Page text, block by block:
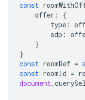
const
offer :
{
type :
sdp :
}
}
const roomRef =
const roomId =
document.